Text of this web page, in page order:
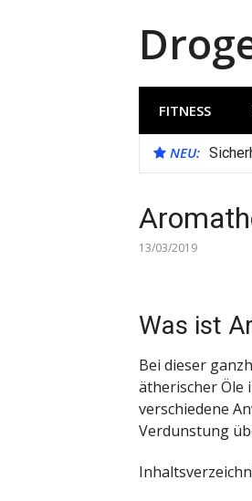
FITNESS
NEU:
13/03/2019
Was ist
Bei dieser
ätherischer Öle
verschiedene
Verdunstung